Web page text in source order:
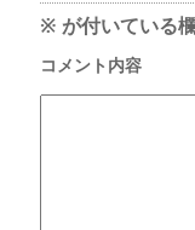
※ が付いている